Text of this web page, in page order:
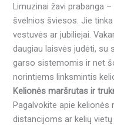
Limuzinai žavi prabanga
švelnios šviesos. Jie
vestuvės ar jubiliejai.
daugiau laisvės judėti, su
garso sistemomis ir net
norintiems linksmintis
Kelionės maršrutas ir
Pagalvokite apie
distancijoms ar kelių